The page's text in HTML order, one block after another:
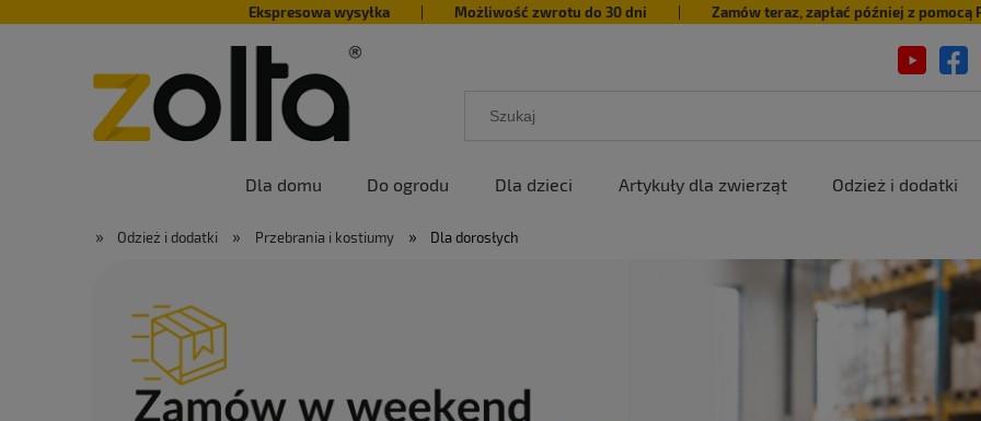
Ekspresowa wysyłka Możliwość zwrotu do 30 dni Zamów teraz, zapłać później z pomocą
Dla domu Do ogrodu Dla dzieci Artykuły dla zwierząt Odzież i dodatki
» Odzież i dodatki » Przebrania i kostiumy » Dla dorosłych